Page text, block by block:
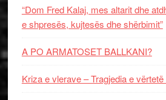
“Dom Fred Kalaj, mes altarit dhe
e shpresës, kujtesës dhe shërbimit”
A PO ARMATOSET BALLKANI?
Kriza e vlerave – Tragjedia e